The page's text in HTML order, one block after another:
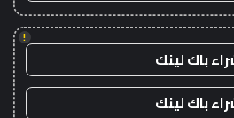
!
باك لينك
باك لينك